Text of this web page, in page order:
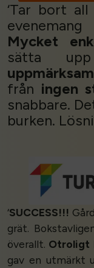
‘Tar bort
Mycket
sätta
från ingen
snabbare.
burken.
‘SUCCESS!!!
grät.
överallt. Otroligt
gav en utmärkt